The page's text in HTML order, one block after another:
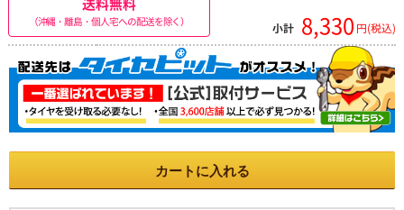
（沖縄・離島・個人宅への配送を除く） 小計 8,330 円(税込)
カートに入れる